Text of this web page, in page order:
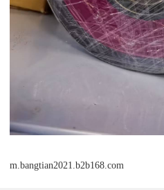
m.bangtian2021.b2b168.com